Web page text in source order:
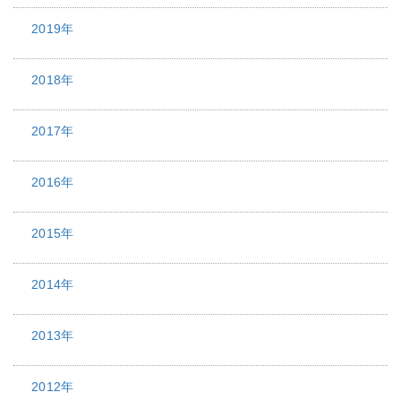
2019年
2018年
2017年
2016年
2015年
2014年
2013年
2012年